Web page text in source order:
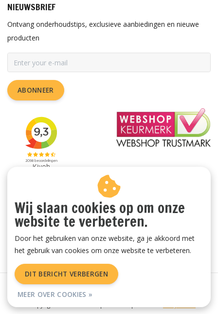
NIEUWSBRIEF
Ontvang onderhoudstips, exclusieve aanbiedingen en nieuwe
producten
ABONNEER
Algemene voorwaarden | Privacy Policy
Wij slaan cookies op om onze
website te verbeteren.
Door het gebruiken van onze website, ga je akkoord met
het gebruik van cookies om onze website te verbeteren.
DIT BERICHT VERBERGEN
MEER OVER COOKIES »